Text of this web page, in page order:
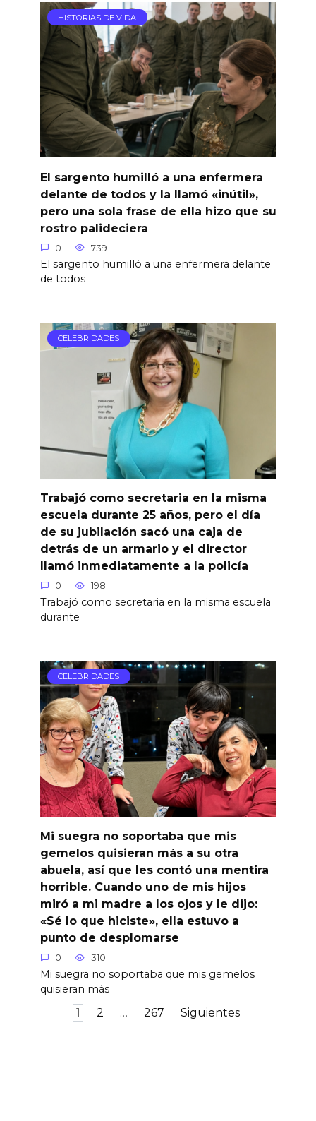
HISTORIAS DE VIDA
El sargento humilló a una enfermera
delante de todos y la llamó «inútil»,
pero una sola frase de ella hizo que su
rostro palideciera
0 739
El sargento humilló a una enfermera delante
de todos
CELEBRIDADES
Trabajó como secretaria en la misma
escuela durante 25 años, pero el día
de su jubilación sacó una caja de
detrás de un armario y el director
llamó inmediatamente a la policía
0 198
Trabajó como secretaria en la misma escuela
durante
CELEBRIDADES
Mi suegra no soportaba que mis
gemelos quisieran más a su otra
abuela, así que les contó una mentira
horrible. Cuando uno de mis hijos
miró a mi madre a los ojos y le dijo:
«Sé lo que hiciste», ella estuvo a
punto de desplomarse
0 310
Mi suegra no soportaba que mis gemelos
quisieran más
1 2 … 267 Siguientes